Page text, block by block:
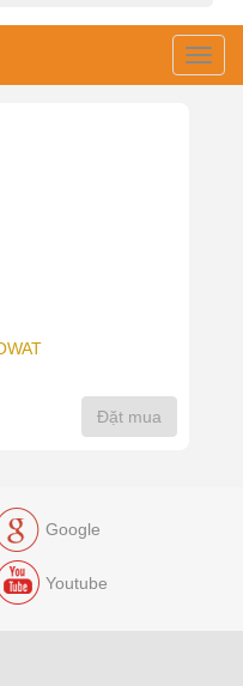
Đặt mua
Google
Youtube